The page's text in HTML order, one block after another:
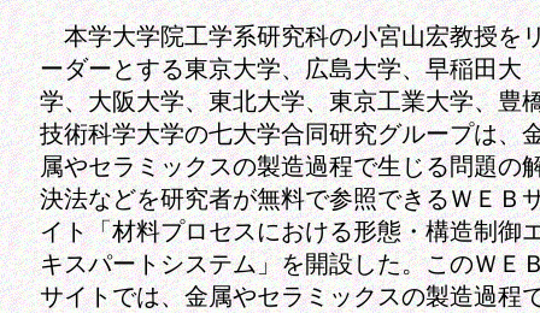
本学大学院工学系研究科の小宮山宏教授を
ーダーとする東京大学、広島大学、早稲田大
学、大阪大学、東北大学、東京工業大学、豊
技術科学大学の七大学合同研究グループは、
属やセラミックスの製造過程で生じる問題の
決法などを研究者が無料で参照できるＷＥＢ
イト「材料プロセスにおける形態・構造制御
キスパートシステム」を開設した。このＷＥ
サイトでは、金属やセラミックスの製造過程